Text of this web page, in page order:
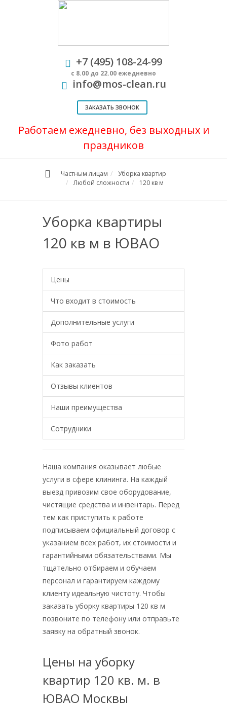
+7 (495) 108-24-99
с 8.00 до 22.00 ежедневно
info@mos-clean.ru
ЗАКАЗАТЬ ЗВОНОК
Работаем ежедневно, без выходных и
праздников
Частным лицам
Уборка квартир
Любой сложности
120 кв м
Уборка квартиры
120 кв м в ЮВАО
Цены
Что входит в стоимость
Дополнительные услуги
Фото работ
Как заказать
Отзывы клиентов
Наши преимущества
Сотрудники
Наша компания оказывает любые
услуги в сфере клининга. На каждый
выезд привозим свое оборудование,
чистящие средства и инвентарь. Перед
тем как приступить к работе
подписываем официальный договор с
указанием всех работ, их стоимости и
гарантийными обязательствами. Мы
тщательно отбираем и обучаем
персонал и гарантируем каждому
клиенту идеальную чистоту. Чтобы
заказать уборку квартиры 120 кв м
позвоните по телефону или отправьте
заявку на обратный звонок.
Цены на уборку
квартир 120 кв. м. в
ЮВАО Москвы